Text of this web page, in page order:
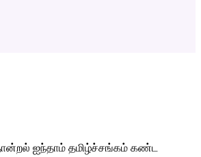
ஐந்தாம் தமிழ்ச்சங்கம் கண்ட